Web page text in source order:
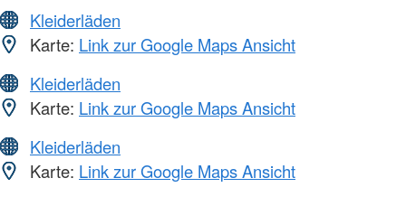
Kleiderläden
Karte: Link zur Google Maps Ansicht
Kleiderläden
Karte: Link zur Google Maps Ansicht
Kleiderläden
Karte: Link zur Google Maps Ansicht